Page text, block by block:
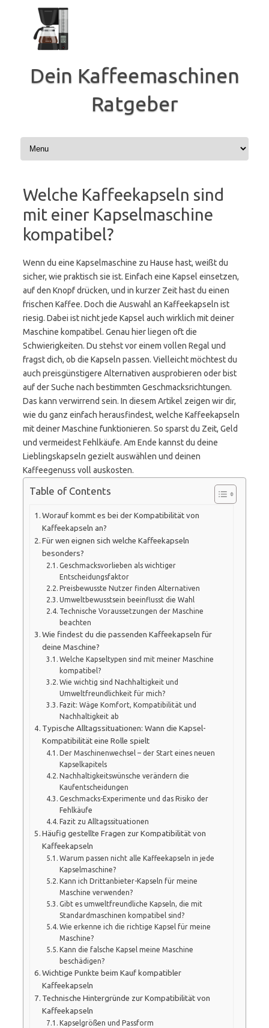
springen
Dein Kaffeemaschinen
Ratgeber
Welche Kaffeekapseln sind
mit einer Kapselmaschine
kompatibel?
Wenn du eine Kapselmaschine zu Hause hast, weißt du
sicher, wie praktisch sie ist. Einfach eine Kapsel einsetzen,
auf den Knopf drücken, und in kurzer Zeit hast du einen
frischen Kaffee. Doch die Auswahl an Kaffeekapseln ist
riesig. Dabei ist nicht jede Kapsel auch wirklich mit deiner
Maschine kompatibel. Genau hier liegen oft die
Schwierigkeiten. Du stehst vor einem vollen Regal und
fragst dich, ob die Kapseln passen. Vielleicht möchtest du
auch preisgünstigere Alternativen ausprobieren oder bist
auf der Suche nach bestimmten Geschmacksrichtungen.
Das kann verwirrend sein. In diesem Artikel zeigen wir dir,
wie du ganz einfach herausfindest, welche Kaffeekapseln
mit deiner Maschine funktionieren. So sparst du Zeit, Geld
und vermeidest Fehlkäufe. Am Ende kannst du deine
Lieblingskapseln gezielt auswählen und deinen
Kaffeegenuss voll auskosten.
Table of Contents
Worauf kommt es bei der Kompatibilität von
Kaffeekapseln an?
Für wen eignen sich welche Kaffeekapseln
besonders?
Geschmacksvorlieben als wichtiger
Entscheidungsfaktor
Preisbewusste Nutzer finden Alternativen
Umweltbewusstsein beeinflusst die Wahl
Technische Voraussetzungen der Maschine
beachten
Wie findest du die passenden Kaffeekapseln für
deine Maschine?
Welche Kapseltypen sind mit meiner Maschine
kompatibel?
Wie wichtig sind Nachhaltigkeit und
Umweltfreundlichkeit für mich?
Fazit: Wäge Komfort, Kompatibilität und
Nachhaltigkeit ab
Typische Alltagssituationen: Wann die Kapsel-
Kompatibilität eine Rolle spielt
Der Maschinenwechsel – der Start eines neuen
Kapselkapitels
Nachhaltigkeitswünsche verändern die
Kaufentscheidungen
Geschmacks-Experimente und das Risiko der
Fehlkäufe
Fazit zu Alltagssituationen
Häufig gestellte Fragen zur Kompatibilität von
Kaffeekapseln
Warum passen nicht alle Kaffeekapseln in jede
Kapselmaschine?
Kann ich Drittanbieter-Kapseln für meine
Maschine verwenden?
Gibt es umweltfreundliche Kapseln, die mit
Standardmaschinen kompatibel sind?
Wie erkenne ich die richtige Kapsel für meine
Maschine?
Kann die falsche Kapsel meine Maschine
beschädigen?
Wichtige Punkte beim Kauf kompatibler
Kaffeekapseln
Technische Hintergründe zur Kompatibilität von
Kaffeekapseln
Kapselgrößen und Passform